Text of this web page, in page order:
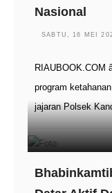
Nasional
SABTU, 16 MEI
RIAUBOOK.COM
program
jajaran Polsek